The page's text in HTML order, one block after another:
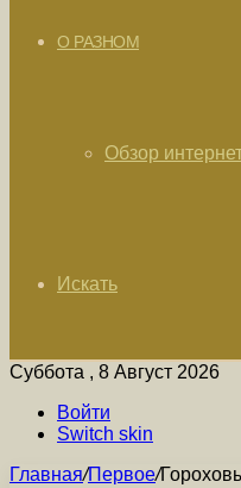
О РАЗНОМ
Обзор
Искать
Суббота , 8 Август 2026
Войти
Switch skin
Главная/Первое/